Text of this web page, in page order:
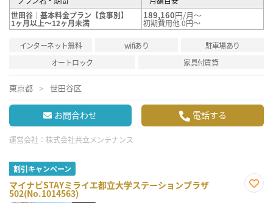
世田谷｜基本料金プラン【食事別】
1ヶ月以上～12ヶ月未満
189,160円/月～
初期費用他 0円～
インターネット無料 wifiあり
駐車場あり
オートロック
家具付賃貸
東京都 世田谷区
お問合わせ 電話する
運営会社： 株式会社共立メンテナンス
割引キャンペーン
マイナビSTAYミライエ都立大学ステーションプラザ
502(No.1014563)